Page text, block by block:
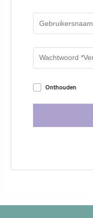
Onthouden